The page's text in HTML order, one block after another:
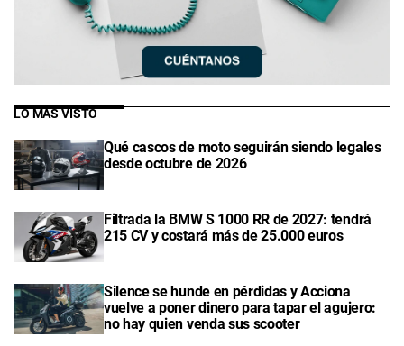
LO MÁS VISTO
Qué cascos de moto seguirán siendo legales
desde octubre de 2026
Filtrada la BMW S 1000 RR de 2027: tendrá
215 CV y costará más de 25.000 euros
Silence se hunde en pérdidas y Acciona
vuelve a poner dinero para tapar el agujero:
no hay quien venda sus scooter